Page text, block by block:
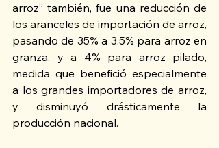
arroz” también, fue una reducción de
los aranceles de importación de arroz,
pasando de 35% a 3.5% para arroz en
granza, y a 4% para arroz pilado,
medida que benefició especialmente
a los grandes importadores de arroz,
y disminuyó drásticamente la
producción nacional.